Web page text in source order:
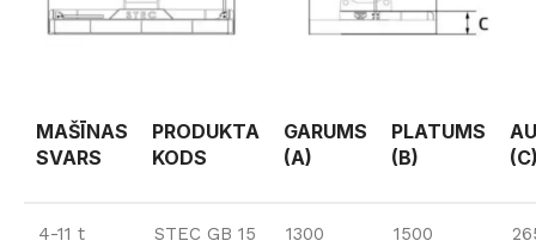
MAŠĪNAS
SVARS
PRODUKTA
KODS
GARUMS
(A)
PLATUMS
(B)
4-11 t STEC GB 15 1300 1500